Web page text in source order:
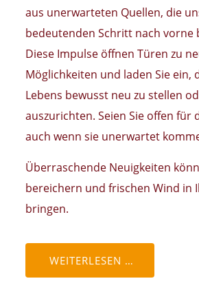
aus unerwarteten Quellen, die
bedeutenden Schritt nach vorne
Diese Impulse öffnen Türen zu
Möglichkeiten und laden Sie ein,
Lebens bewusst neu zu stellen
auszurichten. Seien Sie offen für
auch wenn sie unerwartet
Überraschende Neuigkeiten
bereichern und frischen Wind in
bringen.
WEITERLESEN …